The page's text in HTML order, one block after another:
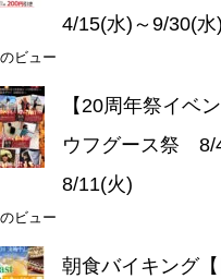
4/15(水)～9/30(水)
ビュー
【20周年祭イベ
ウフグース祭 8/
8/11(火)
ビュー
朝食バイキング【